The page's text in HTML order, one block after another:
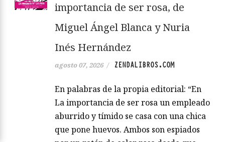
importancia de ser rosa, de
Miguel Ángel Blanca y Nuria
Inés Hernández
agosto 07, 2026 / ZENDALIBROS.COM
En palabras de la propia editorial: “En
La importancia de ser rosa un empleado
aburrido y tímido se casa con una chica
que pone huevos. Ambos son espiados